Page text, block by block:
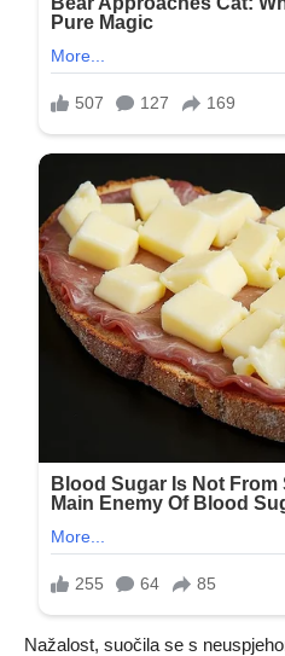
Nažalost, suočila se s